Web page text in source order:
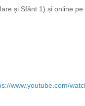
și Sfânt 1) și online
www.youtube.com/